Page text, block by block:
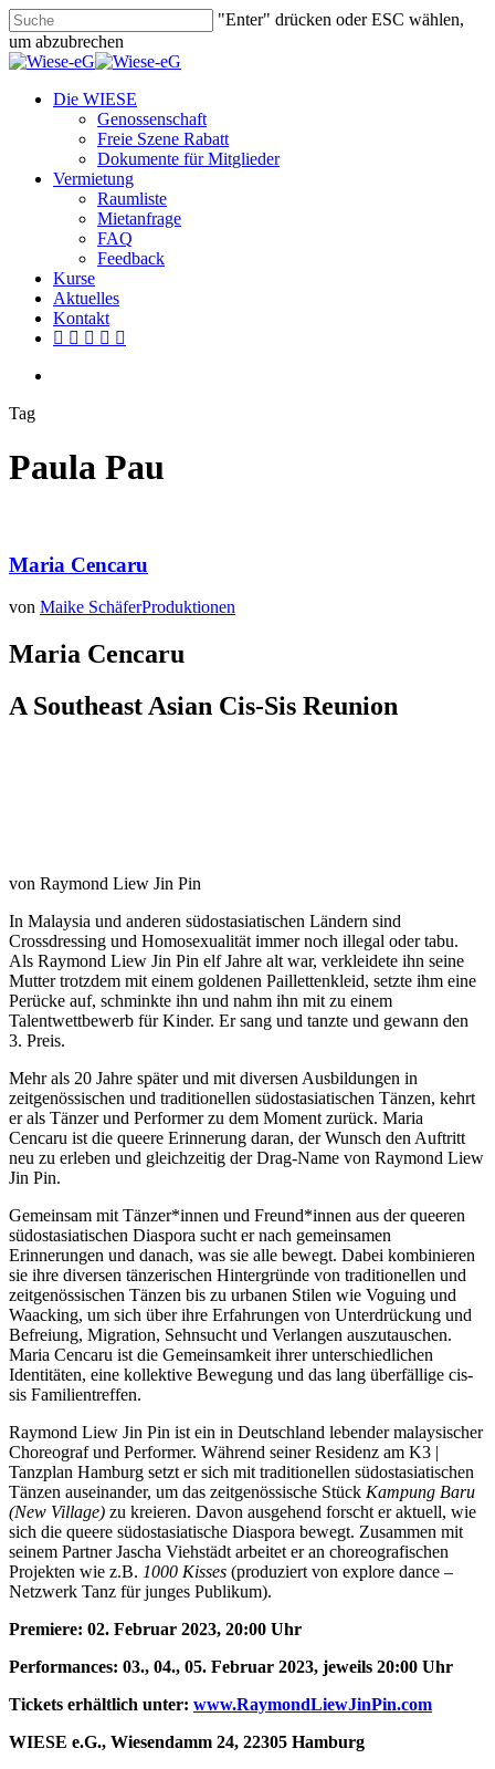
Skip
to
main
"Enter" drücken oder ESC wählen,
um abzubrechen
Close
search
Menu
Die WIESE
Genossenschaft
Freie Szene Rabatt
Dokumente für Mitglieder
Vermietung
Raumliste
Mietanfrage
FAQ
Feedback
Kurse
Aktuelles
Kontakt
facebook
youtube
instagram
phone
email
Tag
Paula Pau
Maria Cencaru
von Maike SchäferProduktionen
Maria Cencaru
A Southeast Asian Cis-Sis Reunion
von Raymond Liew Jin Pin
In Malaysia und anderen südostasiatischen Ländern sind
Crossdressing und Homosexualität immer noch illegal oder tabu.
Als Raymond Liew Jin Pin elf Jahre alt war, verkleidete ihn seine
Mutter trotzdem mit einem goldenen Paillettenkleid, setzte ihm eine
Perücke auf, schminkte ihn und nahm ihn mit zu einem
Talentwettbewerb für Kinder. Er sang und tanzte und gewann den
3. Preis.
Mehr als 20 Jahre später und mit diversen Ausbildungen in
zeitgenössischen und traditionellen südostasiatischen Tänzen, kehrt
er als Tänzer und Performer zu dem Moment zurück. Maria
Cencaru ist die queere Erinnerung daran, der Wunsch den Auftritt
neu zu erleben und gleichzeitig der Drag-Name von Raymond Liew
Jin Pin.
Gemeinsam mit Tänzer*innen und Freund*innen aus der queeren
südostasiatischen Diaspora sucht er nach gemeinsamen
Erinnerungen und danach, was sie alle bewegt. Dabei kombinieren
sie ihre diversen tänzerischen Hintergründe von traditionellen und
zeitgenössischen Tänzen bis zu urbanen Stilen wie Voguing und
Waacking, um sich über ihre Erfahrungen von Unterdrückung und
Befreiung, Migration, Sehnsucht und Verlangen auszutauschen.
Maria Cencaru ist die Gemeinsamkeit ihrer unterschiedlichen
Identitäten, eine kollektive Bewegung und das lang überfällige cis-
sis Familientreffen.
Raymond Liew Jin Pin ist ein in Deutschland lebender malaysischer
Choreograf und Performer. Während seiner Residenz am K3 |
Tanzplan Hamburg setzt er sich mit traditionellen südostasiatischen
Tänzen auseinander, um das zeitgenössische Stück Kampung Baru
(New Village) zu kreieren. Davon ausgehend forscht er aktuell, wie
sich die queere südostasiatische Diaspora bewegt. Zusammen mit
seinem Partner Jascha Viehstädt arbeitet er an choreografischen
Projekten wie z.B. 1000 Kisses (produziert von explore dance –
Netzwerk Tanz für junges Publikum).
Premiere: 02. Februar 2023, 20:00 Uhr
Performances: 03., 04., 05. Februar 2023, jeweils 20:00 Uhr
Tickets erhältlich unter:www.RaymondLiewJinPin.com
WIESE e.G., Wiesendamm 24, 22305 Hamburg